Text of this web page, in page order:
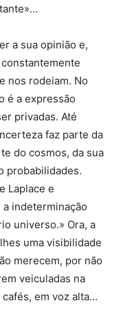
a sua opinião e,
nos rodeiam. No
é a expressão
privadas. Até
faz parte da
do cosmos, da sua
probabilidades.
Laplace e
indeterminação
universo.» Ora, a
uma visibilidade
merecem, por não
veiculadas na
em voz alta…